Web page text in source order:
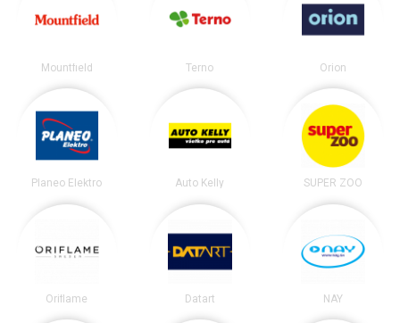
Mountfield Terno Orion
Planeo Elektro Auto Kelly SUPER ZOO
Oriflame Datart NAY